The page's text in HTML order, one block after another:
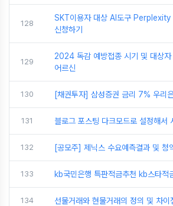
128
SKT이용자 대상 AI도구 Perplexity
신청하기
129
2024 독감 예방접종 시기 및 대상자
어르신
130 [채권투자] 삼성증권 금리 7% 우리
131 블로그 포스팅 다크모드로 설정해서
132 [공모주] 제닉스 수요예측결과 및 청
133 kb국민은행 특판적금추천 kb스타
134 선물거래와 현물거래의 정의 및 차이